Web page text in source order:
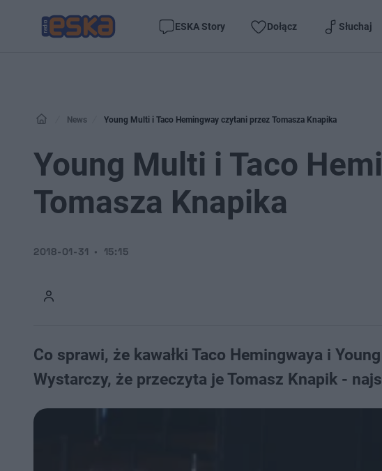
ESKA Story Dołącz Słuchaj
News Young Multi i Taco Hemingway czytani przez Tomasza Knapika
Young Multi i Taco
Tomasza Knapika
2018-01-31 15:15
Co sprawi, że kawałki Taco Hemingwaya i
Wystarczy, że przeczyta je Tomasz Knapik -